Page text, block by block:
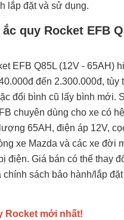
lắp đặt và sử dụng.
quy Rocket EFB
EFB Q85L (12V - 65AH)
đến 2.300.000đ, tùy
đổi bình cũ lấy bình mới.
chuyên dùng cho xe có
65AH, điện áp 12V,
xe Mazda và các xe đời
điện. Giá bán có thể thay
sách bảo hành/lắp
Rocket mới nhất!